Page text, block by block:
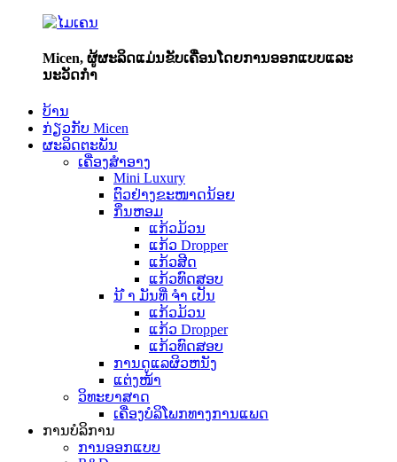
Micen, ຜູ້ຜະລິດແມ່ນຂັບເຄື່ອນໂດຍການອອກແບບແລະ
ນະວັດກໍາ
ບ້ານ
ກ່ຽວກັບ Micen
ຜະລິດຕະພັນ
ເຄື່ອງສໍາອາງ
Mini Luxury
ຕົວຢ່າງຂະໜາດນ້ອຍ
ກິ່ນຫອມ
ແກ້ວມ້ວນ
ແກ້ວ Dropper
ແກ້ວສີດ
ແກ້ວທົດສອບ
ນ້ ຳ ມັນທີ່ ຈຳ ເປັນ
ແກ້ວມ້ວນ
ແກ້ວ Dropper
ແກ້ວທົດສອບ
ການດູແລຜິວຫນັງ
ແຕ່ງໜ້າ
ວິທະຍາສາດ
ເຄື່ອງບໍລິໂພກທາງການແພດ
ການບໍລິການ
ການອອກແບບ